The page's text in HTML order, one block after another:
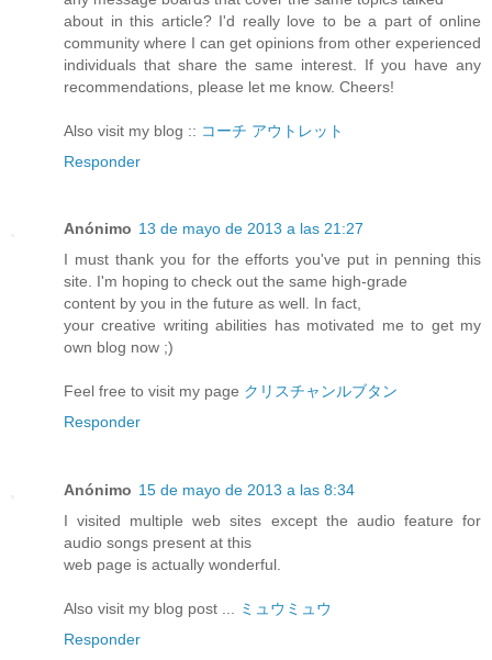
about in this article? I'd really love to be a part of online
community where I can get opinions from other experienced
individuals that share the same interest. If you have any
recommendations, please let me know. Cheers!
Also visit my blog :: コーチ アウトレット
Responder
Anónimo 13 de mayo de 2013 a las 21:27
I must thank you for the efforts you've put in penning this
site. I'm hoping to check out the same high-grade
content by you in the future as well. In fact,
your creative writing abilities has motivated me to get my
own blog now ;)
Feel free to visit my page クリスチャンルブタン
Responder
Anónimo 15 de mayo de 2013 a las 8:34
I visited multiple web sites except the audio feature for
audio songs present at this
web page is actually wonderful.
Also visit my blog post ... ミュウミュウ
Responder